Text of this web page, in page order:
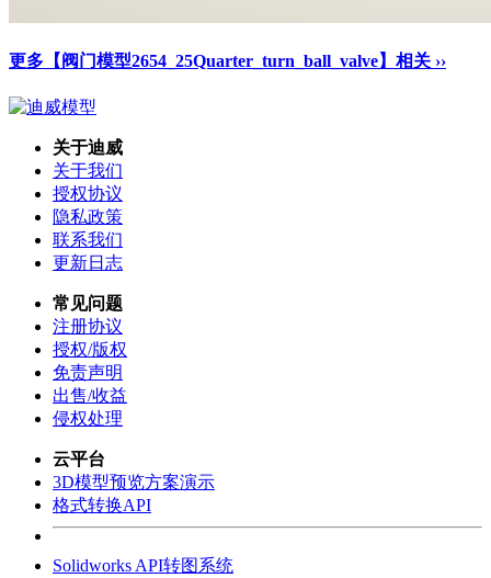
更多【阀门模型2654_25Quarter_turn_ball_valve】相关 ››
关于迪威
关于我们
授权协议
隐私政策
联系我们
更新日志
常见问题
注册协议
授权/版权
免责声明
出售/收益
侵权处理
云平台
3D模型预览方案演示
格式转换API
Solidworks API转图系统